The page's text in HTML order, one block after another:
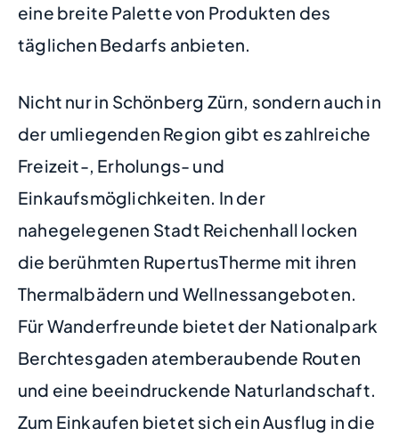
eine breite Palette von Produkten des
täglichen Bedarfs anbieten.
Nicht nur in Schönberg Zürn, sondern auch in
der umliegenden Region gibt es zahlreiche
Freizeit-, Erholungs- und
Einkaufsmöglichkeiten. In der
nahegelegenen Stadt Reichenhall locken
die berühmten RupertusTherme mit ihren
Thermalbädern und Wellnessangeboten.
Für Wanderfreunde bietet der Nationalpark
Berchtesgaden atemberaubende Routen
und eine beeindruckende Naturlandschaft.
Zum Einkaufen bietet sich ein Ausflug in die